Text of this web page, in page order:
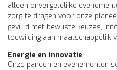
alleen onvergetelijke
zorg te dragen voor onze
gevuld met bewuste keuzes,
toewijding aan maatschappelijk
Energie en innovatie
Onze panden en evenementen